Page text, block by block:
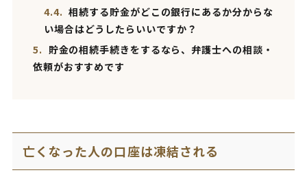
4.4. 相続する貯金がどこの銀行にあるか分からな
い場合はどうしたらいいですか？
5. 貯金の相続手続きをするなら、弁護士への相談・
依頼がおすすめです
亡くなった人の口座は凍結される